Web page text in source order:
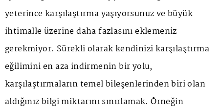
yeterince karşılaştırma yaşıyorsunuz ve büyük
ihtimalle üzerine daha fazlasını eklemeniz
gerekmiyor. Sürekli olarak kendinizi karşılaştırma
eğilimini en aza indirmenin bir yolu,
karşılaştırmaların temel bileşenlerinden biri olan
aldığınız bilgi miktarını sınırlamak. Örneğin